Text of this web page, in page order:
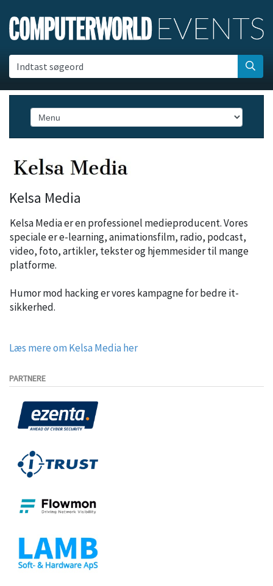
Indtast søgeord
Kelsa Media
Kelsa Media er en professionel medieproducent. Vores
speciale er e-learning, animationsfilm, radio, podcast,
video, foto, artikler, tekster og hjemmesider til mange
platforme.
Humor mod hacking er vores kampagne for bedre it-
sikkerhed.
Læs mere om Kelsa Media her
PARTNERE